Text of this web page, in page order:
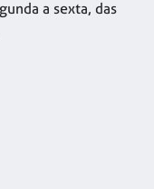
a sexta, das